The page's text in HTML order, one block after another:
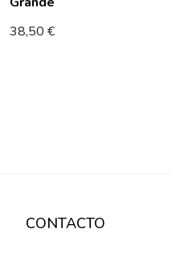
38,50€
CONTACTO